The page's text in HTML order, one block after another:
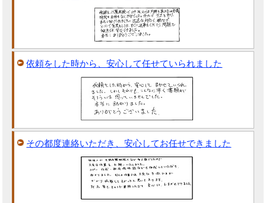
依頼をした時から、安心して任せていられました
その都度連絡いただき、安心してお任せできました